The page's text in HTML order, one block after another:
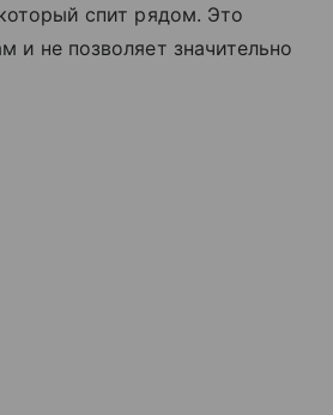
спит рядом. Это
и не позволяет значительно